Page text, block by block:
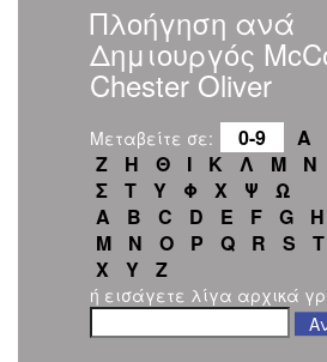
Πλοήγηση ανά
Δημιουργός
Chester Oliver
Μεταβείτε σε: 0-9 Α
Ζ
Η Θ Ι Κ Λ Μ Ν
Σ
Τ Υ Φ Χ Ψ
Ω
A
B C D E F G H
M
N O P Q R S T
X
Y Z
ή εισάγετε λίγα αρχικά